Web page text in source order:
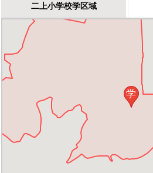
二上小学校学区域
学